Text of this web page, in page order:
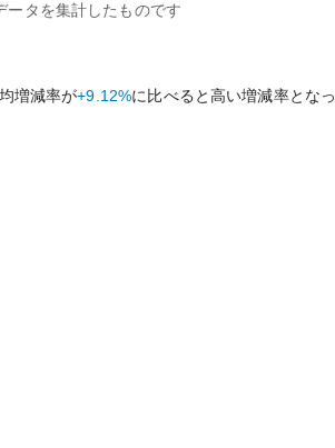
ータを集計したものです
増減率が+9.12%に比べると高い増減率となっ